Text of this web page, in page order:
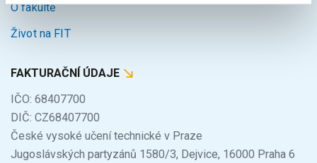
O fakultě
Život na FIT
FAKTURAČNÍ ÚDAJE
IČO: 68407700
DIČ: CZ68407700
České vysoké učení technické v Praze
Jugoslávských partyzánů 1580/3, Dejvice, 16000 Praha 6